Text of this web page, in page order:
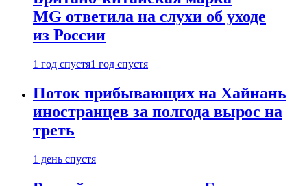
MG ответила на слухи об уходе
из России
1 год спустя1 год спустя
Поток прибывающих на Хайнань
иностранцев за полгода вырос на
треть
1 день спустя